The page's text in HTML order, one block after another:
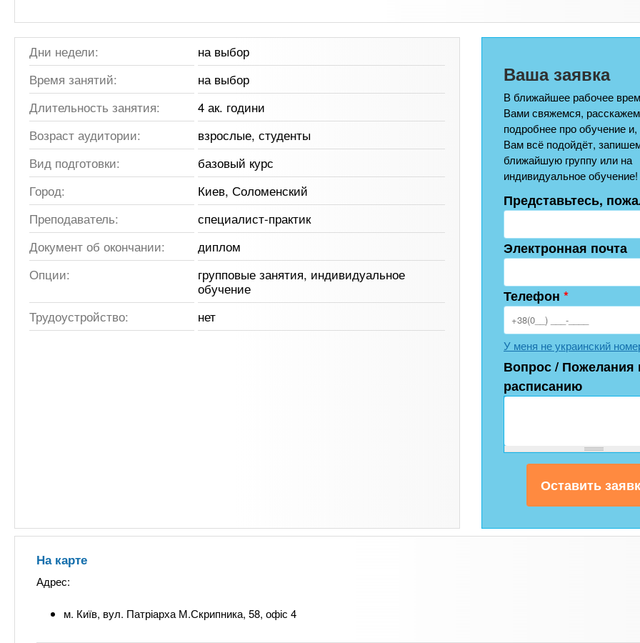
Дни недели:
на выбор
Время занятий:
на выбор
Длительность занятия:
4 ак. години
Возраст аудитории:
взрослые, студенты
Вид подготовки:
базовый курс
Город:
Киев, Соломенский
Преподаватель:
специалист-практик
Документ об окончании:
диплом
Опции:
групповые занятия, индивидуальное
обучение
Трудоустройство:
нет
Ваша заявка
В ближайшее рабочее
Вами свяжемся, расскажем
подробнее про обучение
Вам всё подойдёт,
ближайшую группу или на
индивидуальное обучение!
Представьтесь,
Электронная почта
Телефон *
У меня не украинский
Вопрос / Пожелания
расписанию
На карте
Адрес:
м. Київ, вул. Патріарха М.Скрипника, 58, офіс 4